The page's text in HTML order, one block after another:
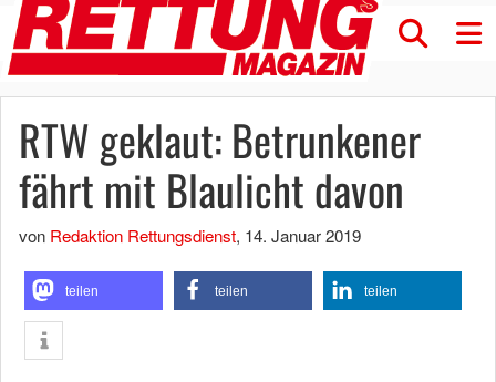
RTW geklaut: Betrunkener
fährt mit Blaulicht davon
von Redaktion Rettungsdienst, 14. Januar 2019
teilen teilen teilen